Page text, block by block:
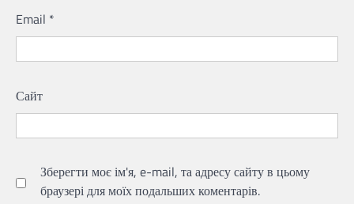
Email *
Сайт
Зберегти моє ім'я, e-mail, та адресу сайту в цьому
браузері для моїх подальших коментарів.